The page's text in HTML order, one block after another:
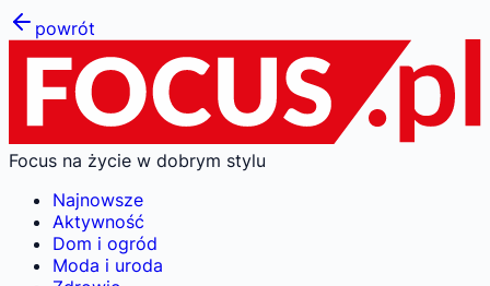
powrót
Focus na życie w dobrym stylu
Najnowsze
Aktywność
Dom i ogród
Moda i uroda